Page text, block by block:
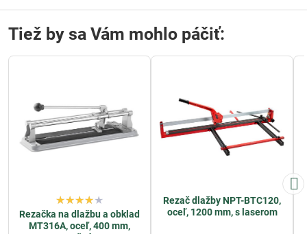
Tiež by sa Vám mohlo páčiť:
Rezačka na dlažbu a obklad
MT316A, oceľ, 400 mm,
Rezač dlažby NPT-BTC120,
oceľ, 1200 mm, s laserom